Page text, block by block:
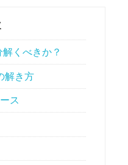
くべきか？
解き方
ス